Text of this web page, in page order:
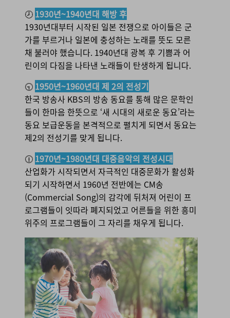
🕗 1930년~1940년대 해방 후
1930년대부터 시작된 일본 전쟁으로 아이들은 군
가를 부르거나 일본에 충성하는 노래를 뜻도 모른
채 불러야 했습니다. 1940년대 광복 후 기쁨과 어
린이의 다짐을 나타낸 노래들이 탄생하게 됩니다.
🕤 1950년~1960년대 제 2의 전성기
한국 방송사 KBS의 방송 동요를 통해 많은 문학인
들이 한마음 한뜻으로 ‘새 시대의 새로운 동요’라는
동요 보급운동을 본격적으로 펼치게 되면서 동요는
제2의 전성기를 맞게 됩니다.
🕧 1970년~1980년대 대중음악의 전성시대
산업화가 시작되면서 자극적인 대중문화가 활성화
되기 시작하면서 1960년 전반에는 CM송
(Commercial Song)의 감각에 뒤처져 어린이 프
로그램들이 잇따라 폐지되었고 어른들을 위한 흥미
위주의 프로그램들이 그 자리를 채우게 됩니다.